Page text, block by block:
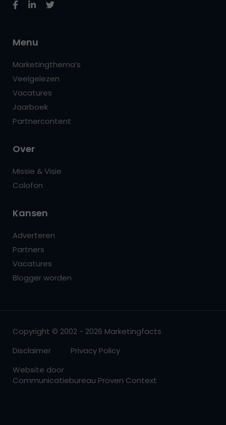
Menu
Marketingthema’s
Veelgelezen
Vacatures
Jaarboek
Partnercontent
Over
Missie & Visie
Colofon
Kansen
Adverteren
Partners
Vacatures
Blogger worden
Copyright © 2002 - 2026 Marketingfacts
Disclaimer
Privacy Policy
Website door
Communicatiebureau Proven Context